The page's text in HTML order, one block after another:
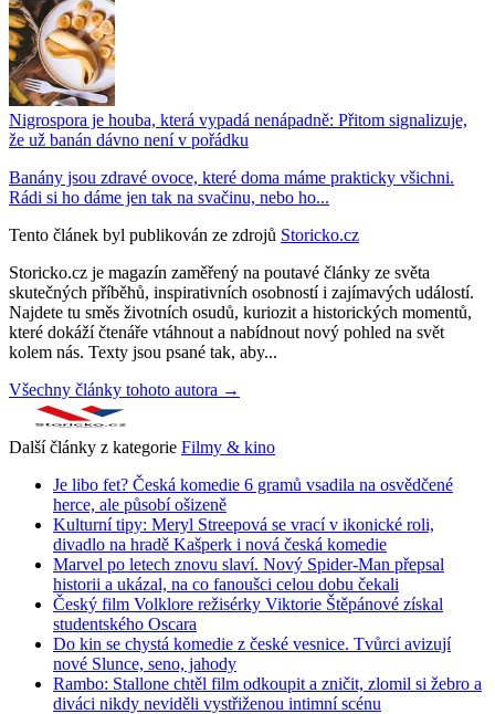
Nigrospora je houba, která vypadá nenápadně: Přitom signalizuje,
že už banán dávno není v pořádku
Banány jsou zdravé ovoce, které doma máme prakticky všichni.
Rádi si ho dáme jen tak na svačinu, nebo ho...
Tento článek byl publikován ze zdrojů Storicko.cz
Storicko.cz je magazín zaměřený na poutavé články ze světa
skutečných příběhů, inspirativních osobností i zajímavých událostí.
Najdete tu směs životních osudů, kuriozit a historických momentů,
které dokáží čtenáře vtáhnout a nabídnout nový pohled na svět
kolem nás. Texty jsou psané tak, aby...
Všechny články tohoto autora →
Další články z kategorie Filmy & kino
Je libo fet? Česká komedie 6 gramů vsadila na osvědčené
herce, ale působí ošizeně
Kulturní tipy: Meryl Streepová se vrací v ikonické roli,
divadlo na hradě Kašperk i nová česká komedie
Marvel po letech znovu slaví. Nový Spider-Man přepsal
historii a ukázal, na co fanoušci celou dobu čekali
Český film Volklore režisérky Viktorie Štěpánové získal
studentského Oscara
Do kin se chystá komedie z české vesnice. Tvůrci avizují
nové Slunce, seno, jahody
Rambo: Stallone chtěl film odkoupit a zničit, zlomil si žebro a
diváci nikdy neviděli vystřiženou intimní scénu